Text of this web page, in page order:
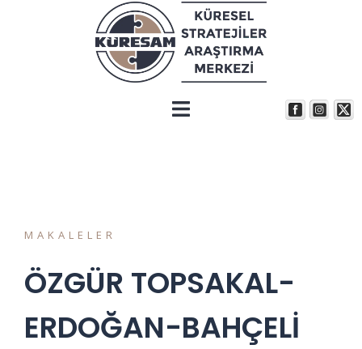
MAKALELER
ÖZGÜR TOPSAKAL-
ERDOĞAN-BAHÇELİ